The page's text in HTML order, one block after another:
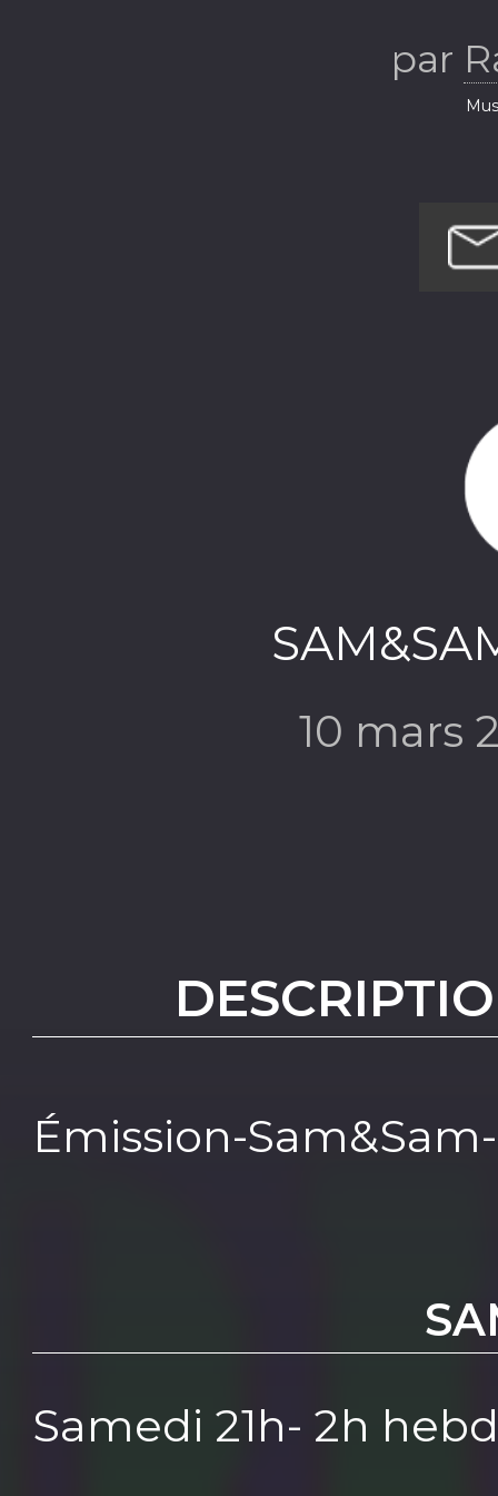
par
10 mars
Émission-
Samedi 21h- 2h